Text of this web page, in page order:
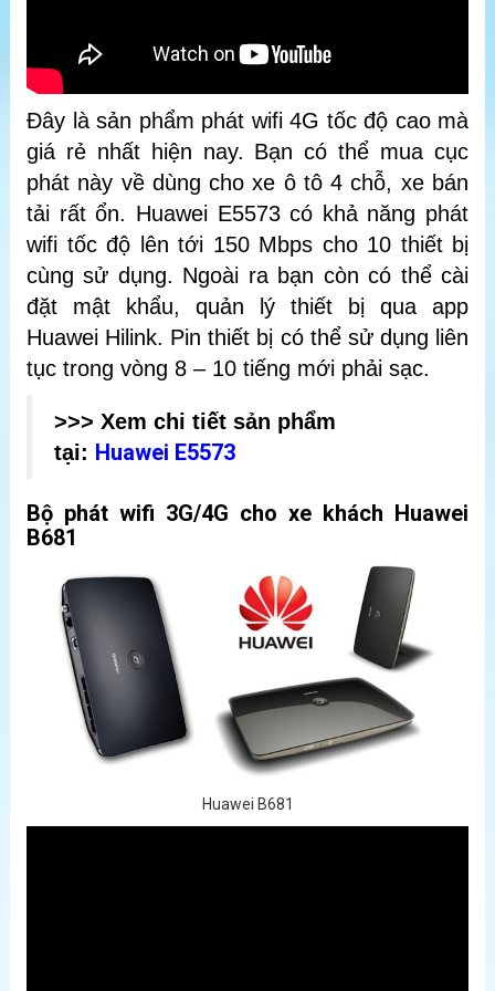
Đây là sản phẩm phát wifi 4G tốc độ cao mà
giá rẻ nhất hiện nay. Bạn có thể mua cục
phát này về dùng cho xe ô tô 4 chỗ, xe bán
tải rất ổn. Huawei E5573 có khả năng phát
wifi tốc độ lên tới 150 Mbps cho 10 thiết bị
cùng sử dụng. Ngoài ra bạn còn có thể cài
đặt mật khẩu, quản lý thiết bị qua app
Huawei Hilink. Pin thiết bị có thể sử dụng liên
tục trong vòng 8 – 10 tiếng mới phải sạc.
>>> Xem chi tiết sản phẩm
tại: Huawei E5573
Bộ phát wifi 3G/4G cho xe khách Huawei
B681
Huawei B681